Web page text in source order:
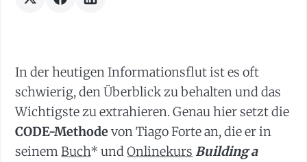
In der heutigen Informationsflut ist es oft
schwierig, den Überblick zu behalten und das
Wichtigste zu extrahieren. Genau hier setzt die
CODE-Methodevon Tiago Forte an, die er in
seinemBuch* undOnlinekurs Building a